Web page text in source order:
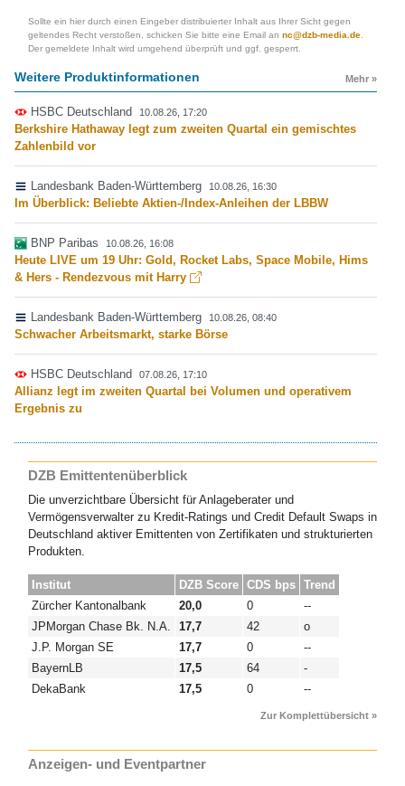
Sollte ein hier durch einen Eingeber distribuierter Inhalt aus Ihrer Sicht gegen
geltendes Recht verstoßen, schicken Sie bitte eine Email an nc@dzb-media.de.
Der gemeldete Inhalt wird umgehend überprüft und ggf. gesperrt.
Weitere Produktinformationen Mehr »
HSBC Deutschland 10.08.26, 17:20
Berkshire Hathaway legt zum zweiten Quartal ein gemischtes
Zahlenbild vor
Landesbank Baden-Württemberg 10.08.26, 16:30
Im Überblick: Beliebte Aktien-/Index-Anleihen der LBBW
BNP Paribas 10.08.26, 16:08
Heute LIVE um 19 Uhr: Gold, Rocket Labs, Space Mobile, Hims
& Hers - Rendezvous mit Harry
Landesbank Baden-Württemberg 10.08.26, 08:40
Schwacher Arbeitsmarkt, starke Börse
HSBC Deutschland 07.08.26, 17:10
Allianz legt im zweiten Quartal bei Volumen und operativem
Ergebnis zu
DZB Emittentenüberblick
Die unverzichtbare Übersicht für Anlageberater und
Vermögensverwalter zu Kredit-Ratings und Credit Default Swaps in
Deutschland aktiver Emittenten von Zertifikaten und strukturierten
Produkten.
Institut DZB Score CDS bps Trend
Zürcher Kantonalbank
20,0 0
--
JPMorgan Chase Bk. N.A.
17,7 42
o
J.P. Morgan SE
17,7 0
--
BayernLB
17,5 64
-
DekaBank
17,5 0 --
Zur Komplettübersicht »
Anzeigen- und Eventpartner